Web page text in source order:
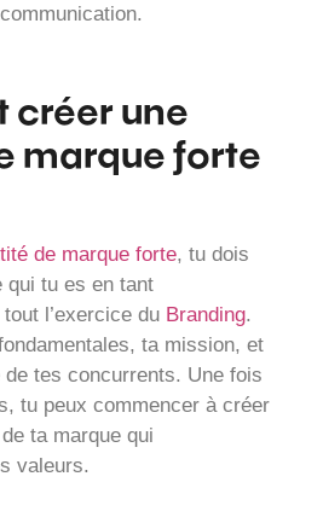
créer une
marque forte
de marque forte, tu dois
qui tu es en tant
tout l’exercice du Branding.
ta mission, et
tes concurrents. Une fois
tu peux commencer à créer
ta marque qui
valeurs.